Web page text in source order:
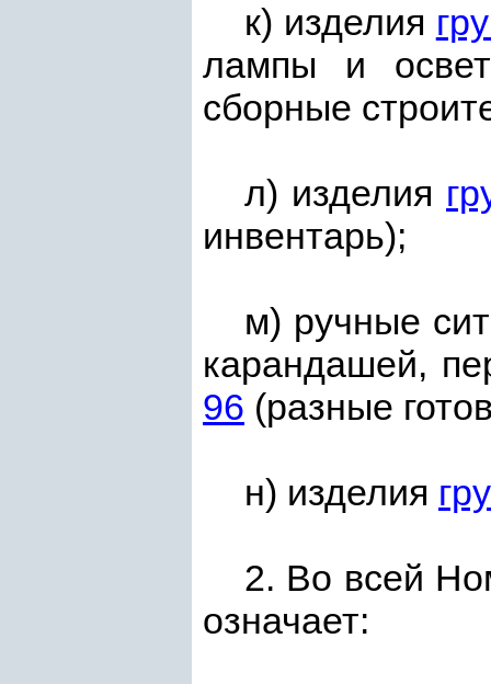
к) изделия
лампы и
сборные
л) изделия
инвентарь);
м) ручные
карандашей,
96 (разные
н) изделия
2. Во всей
означает: